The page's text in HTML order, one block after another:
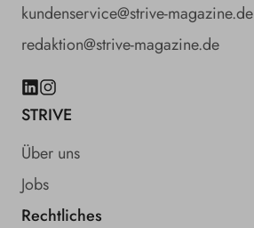
kundenservice@strive-magazine.de
redaktion@strive-magazine.de
LinkedIn
Instagram
STRIVE
Über uns
Jobs
Rechtliches